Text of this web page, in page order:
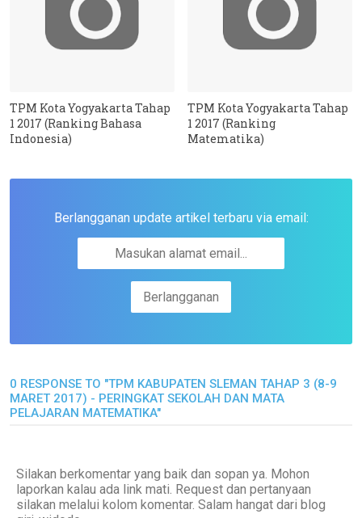
TPM Kota Yogyakarta Tahap
1 2017 (Ranking Bahasa
Indonesia)
TPM Kota Yogyakarta Tahap
1 2017 (Ranking
Matematika)
Berlangganan update artikel terbaru via email:
0 RESPONSE TO "TPM KABUPATEN SLEMAN TAHAP 3 (8-9
MARET 2017) - PERINGKAT SEKOLAH DAN MATA
PELAJARAN MATEMATIKA"
Silakan berkomentar yang baik dan sopan ya. Mohon
laporkan kalau ada link mati. Request dan pertanyaan
silakan melalui kolom komentar. Salam hangat dari blog